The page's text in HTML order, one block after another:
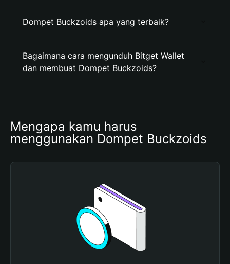
Dompet Buckzoids apa yang terbaik?
Bagaimana cara mengunduh Bitget Wallet
dan membuat Dompet Buckzoids?
Mengapa kamu harus
menggunakan Dompet Buckzoids